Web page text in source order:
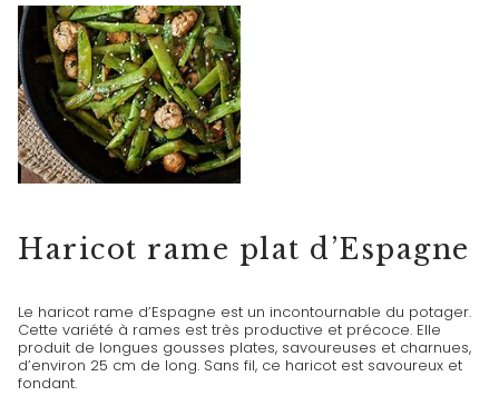
Haricot rame plat d’Espagne
Le haricot rame d’Espagne est un incontournable du potager.
Cette variété à rames est très productive et précoce. Elle
produit de longues gousses plates, savoureuses et charnues,
d’environ 25 cm de long. Sans fil, ce haricot est savoureux et
fondant.